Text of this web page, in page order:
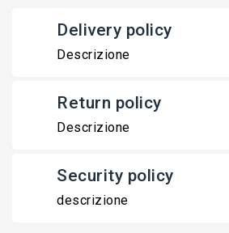
Delivery policy
Descrizione
Return policy
Descrizione
Security policy
descrizione